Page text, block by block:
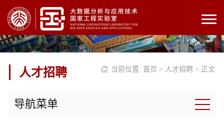
当前位置: 首页 > 人才招聘 > 正文
人才招聘
导航菜单